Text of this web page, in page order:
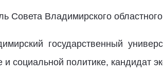
Совета Владимирского
государственный
социальной политике, кандидат